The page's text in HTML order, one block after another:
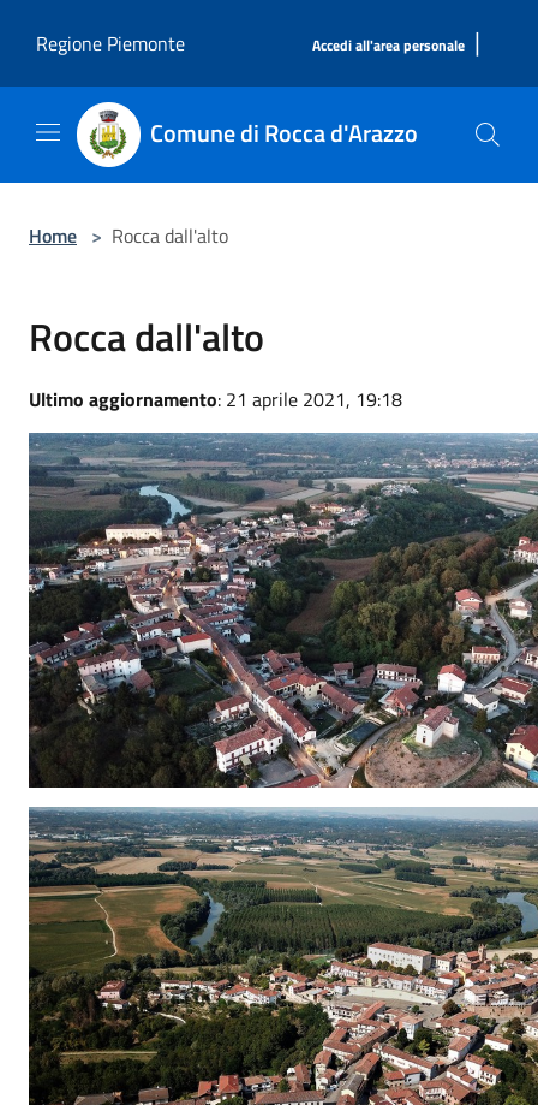
Regione Piemonte
Accedi all'area personale |
Comune di Rocca d'Arazzo
Home > Rocca dall'alto
Rocca dall'alto
Ultimo aggiornamento: 21 aprile 2021, 19:18